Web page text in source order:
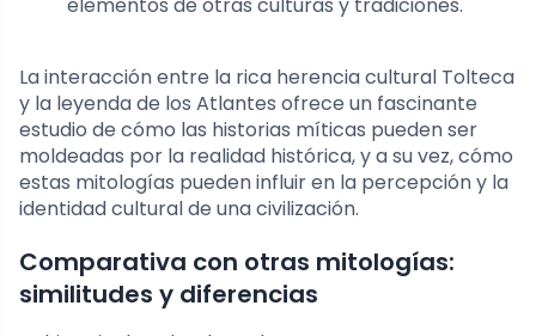
La interacción entre la rica herencia cultural Tolteca
y la leyenda de los Atlantes ofrece un fascinante
estudio de cómo las historias míticas pueden ser
moldeadas por la realidad histórica, y a su vez, cómo
estas mitologías pueden influir en la percepción y la
identidad cultural de una civilización.
Comparativa con otras mitologías:
similitudes y diferencias